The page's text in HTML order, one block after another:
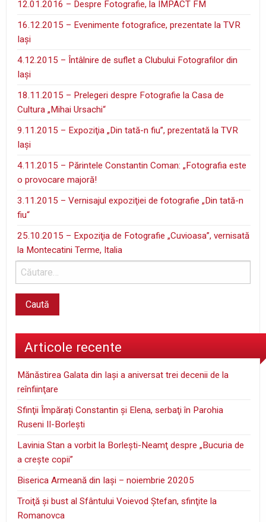
12.01.2016 – Despre Fotografie, la IMPACT FM
16.12.2015 – Evenimente fotografice, prezentate la TVR
Iaşi
4.12.2015 – Întâlnire de suflet a Clubului Fotografilor din
Iaşi
18.11.2015 – Prelegeri despre Fotografie la Casa de
Cultura „Mihai Ursachi“
9.11.2015 – Expoziţia „Din tată-n fiu”, prezentată la TVR
Iaşi
4.11.2015 – Părintele Constantin Coman: „Fotografia este
o provocare majoră!
3.11.2015 – Vernisajul expoziţiei de fotografie „Din tată-n
fiu“
25.10.2015 – Expoziţia de Fotografie „Cuvioasa”, vernisată
la Montecatini Terme, Italia
Articole recente
Mănăstirea Galata din Iaşi a aniversat trei decenii de la
reînfiinţare
Sfinţii Împărați Constantin și Elena, serbaţi în Parohia
Ruseni II-Borleşti
Lavinia Stan a vorbit la Borleşti-Neamţ despre „Bucuria de
a creşte copii”
Biserica Armeană din Iași – noiembrie 20205
Troiţă şi bust al Sfântului Voievod Ştefan, sfinţite la
Romanovca